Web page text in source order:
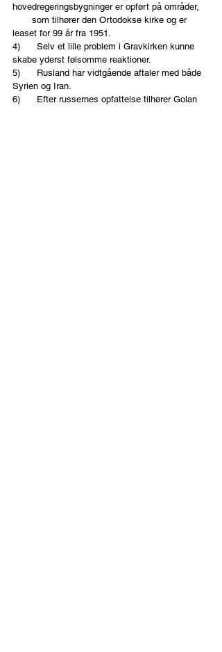
hovedregeringsbygninger er opført på områder,
leaset for 99 år fra 1951.
4)      Selv et lille problem i Gravkirken kunne
skabe yderst følsomme reaktioner.
5)      Rusland har vidtgående aftaler med både
Syrien og Iran.
6)      Efter russernes opfattelse tilhører Golan